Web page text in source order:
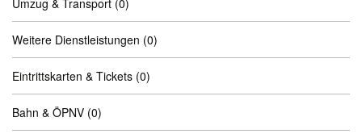
Umzug & Transport (0)
Weitere Dienstleistungen (0)
Eintrittskarten & Tickets (0)
Bahn & ÖPNV (0)